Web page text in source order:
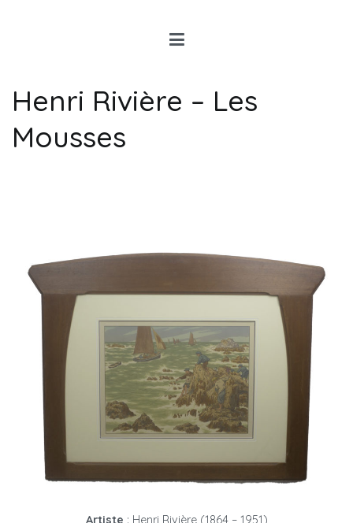
Henri Rivière – Les
Mousses
Artiste : Henri Rivière (1864 – 1951)